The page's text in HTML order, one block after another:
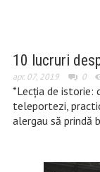
10 lucruri
apr. 07, 2019 0
*Lecția de istorie:
teleportezi,
alergau să prindă